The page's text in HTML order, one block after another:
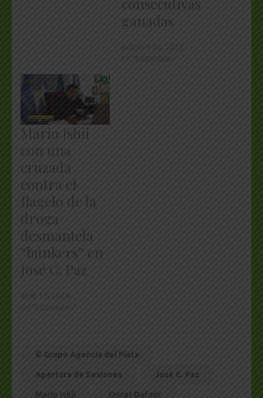
ganadas
Mario Ishii
con una
cruzada
contra el
flagelo de la
droga
desmantela
“búnkers” en
José C. Paz
© Grupo Agencia del Plata
Apertura de Sesiones José C. Paz
Mario Ishii Oscar Dufour